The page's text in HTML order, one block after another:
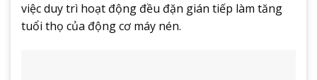
việc duy trì hoạt động đều đặn gián tiếp làm tăng
tuổi thọ của động cơ máy nén.